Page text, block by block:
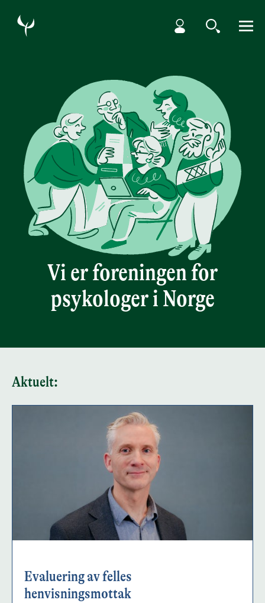
HOPP TIL HOVEDINNHOLD
Min side
Søk Meny
Vi er foreningen for
psykologer i Norge
Aktuelt:
Evaluering av felles
henvisningsmottak